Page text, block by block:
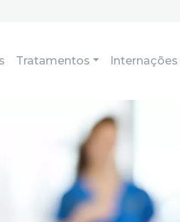
Tratamentos Internações